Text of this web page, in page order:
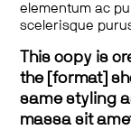
elementum ac
scelerisque
This copy is
the [format]
same styling
massa sit